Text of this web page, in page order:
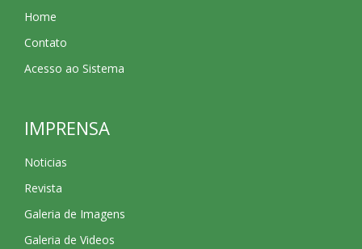
Home
Contato
Acesso ao Sistema
IMPRENSA
Noticias
Revista
Galeria de Imagens
Galeria de Videos